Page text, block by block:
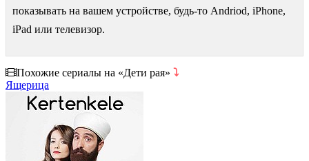
показывать на вашем устройстве, будь-то Andriod, iPhone,
iPad или телевизор.
Похожие сериалы на «Дети рая» ⤵
Ящерица